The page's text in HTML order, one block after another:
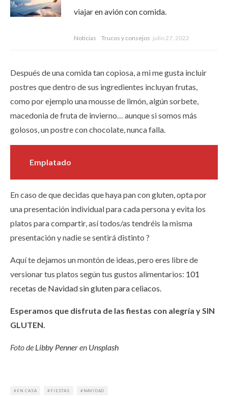
viajar en avión con comida.
Noticias Trucos y consejos julio 27, 2022
Después de una comida tan copiosa, a mi me gusta incluir
postres que dentro de sus ingredientes incluyan frutas,
como por ejemplo una mousse de limón, algún sorbete,
macedonia de fruta de invierno… aunque si somos más
golosos, un postre con chocolate, nunca falla.
Emplatado
En caso de que decidas que haya pan con gluten, opta por
una presentación individual para cada persona y evita los
platos para compartir, así todos/as tendréis la misma
presentación y nadie se sentirá distinto ?
Aquí te dejamos un montón de ideas, pero eres libre de
versionar tus platos según tus gustos alimentarios: 101
recetas de Navidad sin gluten para celiacos.
Esperamos que disfruta de las fiestas con alegría y SIN
GLUTEN.
Foto de Libby Penneren Unsplash
EN CASA FIESTAS NAVIDAD